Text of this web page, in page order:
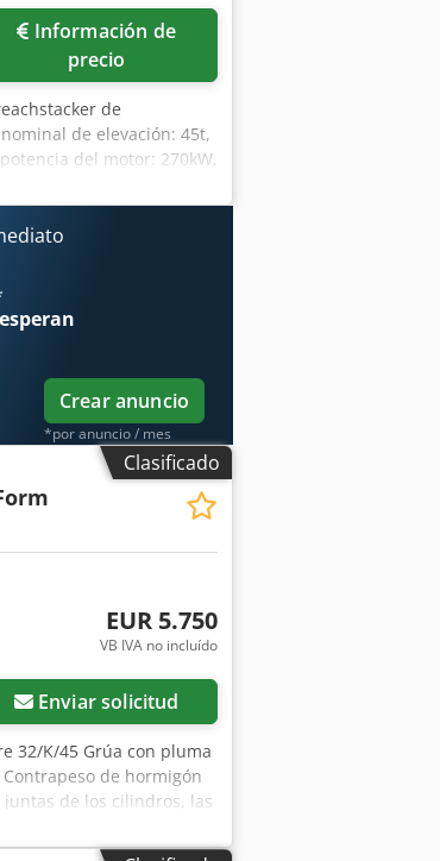
precio
de
de elevación: 45t,
del motor: 270kW,
de elevación:
fila): 6 contenedores,
5850mm, peso:
in situ. Credoy
Crear anuncio
*por anuncio / mes
Clasificado
EUR 5.750
VB IVA no incluído
Enviar solicitud
32/K/45 Grúa con pluma
de hormigón
de los cilindros, las
disponibles. Con